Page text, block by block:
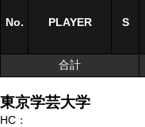
No. PLAYER S
合計
No. PLAYER S
合計
東京学芸大学
HC：